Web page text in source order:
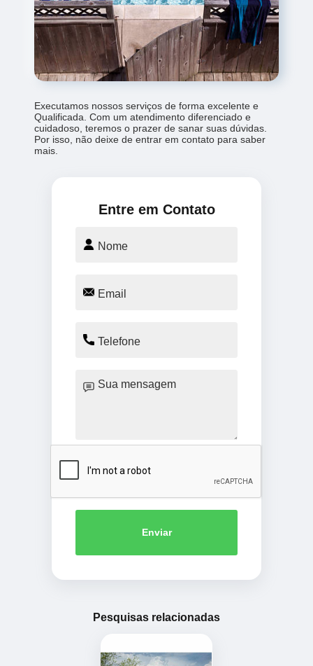
Executamos nossos serviços de forma excelente e
Qualificada. Com um atendimento diferenciado e
cuidadoso, teremos o prazer de sanar suas dúvidas.
Por isso, não deixe de entrar em contato para saber
mais.
Entre em Contato
Enviar
Pesquisas relacionadas